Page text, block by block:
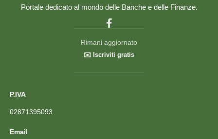
Portale dedicato al mondo delle Banche e delle Finanze.
Rimani aggiornato
✉️ Iscriviti gratis
P.IVA
02871395093
Email